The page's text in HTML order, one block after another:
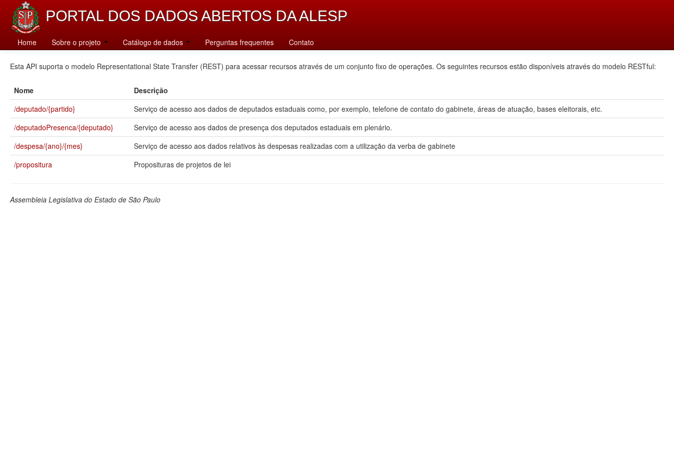
PORTAL DOS DADOS ABERTOS DA ALESP
Home Sobre o projeto Catálogo de dados Perguntas frequentes Contato
Catálogo
Esta API suporta o modelo Representational State Transfer (REST) para acessar recursos através de um conjunto fixo de operações. Os seguintes recursos estão disponíveis através do modelo RESTful:
Nome
Descrição
/deputado/{partido}
Serviço de acesso aos dados de deputados estaduais como, por exemplo, telefone de contato do gabinete, áreas de atuação, bases eleitorais, etc.
/deputadoPresenca/{deputado}
Serviço de acesso aos dados de presença dos deputados estaduais em plenário.
/despesa/{ano}/{mes}
Serviço de acesso aos dados relativos às despesas realizadas com a utilização da verba de gabinete
/propositura
Proposituras de projetos de lei
Assembleia Legislativa do Estado de São Paulo